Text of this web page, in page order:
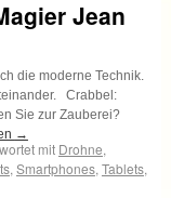
Jean
die moderne Technik.
Crabbel:
Sie zur Zauberei?
→
mit Drohne,
, Smartphones, Tablets,